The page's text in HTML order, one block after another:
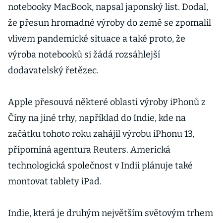
notebooky MacBook, napsal japonský list. Dodal,
že přesun hromadné výroby do země se zpomalil
vlivem pandemické situace a také proto, že
výroba notebooků si žádá rozsáhlejší
dodavatelský řetězec.
Apple přesouvá některé oblasti výroby iPhonů z
Číny na jiné trhy, například do Indie, kde na
začátku tohoto roku zahájil výrobu iPhonu 13,
připomíná agentura Reuters. Americká
technologická společnost v Indii plánuje také
montovat tablety iPad.
Indie, která je druhým největším světovým trhem